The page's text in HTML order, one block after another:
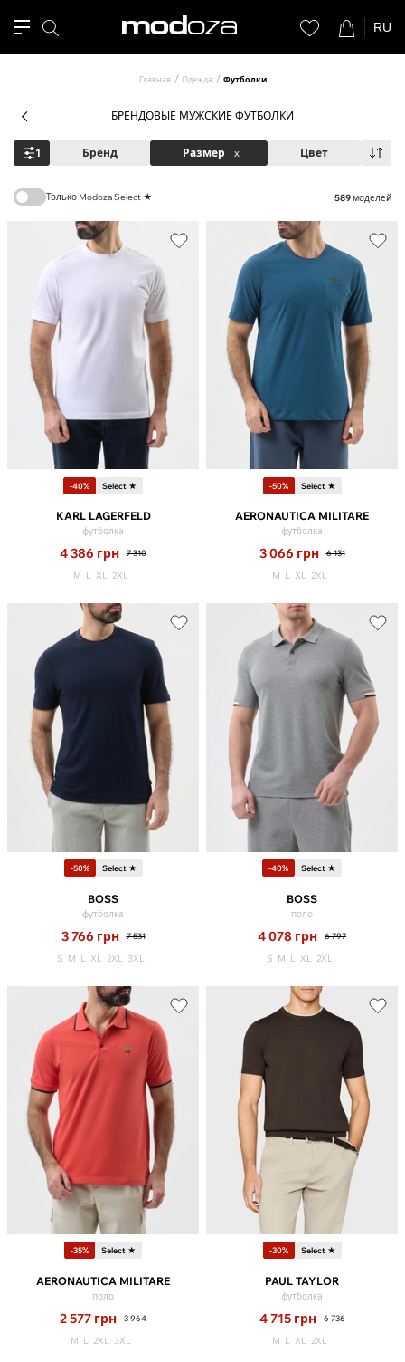
RU
Главная Одежда Футболки
БРЕНДОВЫЕ МУЖСКИЕ ФУТБОЛКИ
1 Бренд Размер x Цвет
Только Modoza Select ★ 589моделей
-40% Select ★
KARL LAGERFELD
футболка
4 386 грн 7 310
M L XL 2XL
-50% Select ★
AERONAUTICA MILITARE
футболка
3 066 грн 6 131
M L XL 2XL
-50% Select ★
BOSS
футболка
3 766 грн 7 531
S M L XL 2XL 3XL
-40% Select ★
BOSS
поло
4 078 грн 6 797
S M L XL 2XL
-35% Select ★
AERONAUTICA MILITARE
поло
2 577 грн 3 964
M L 2XL 3XL
-30% Select ★
PAUL TAYLOR
футболка
4 715 грн 6 736
M L XL 2XL